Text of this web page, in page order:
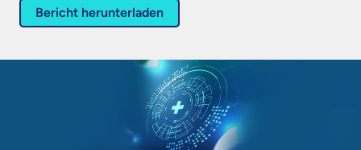
Bericht herunterladen